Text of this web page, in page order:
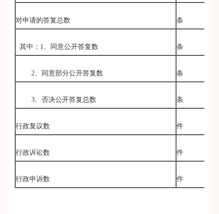
对申请的答复总数 条
其中：1、同意公开答复数 条
2、同意部分公开答复数 条
3、否决公开答复总数 条
行政复议数 件
行政诉讼数 件
行政申诉数 件